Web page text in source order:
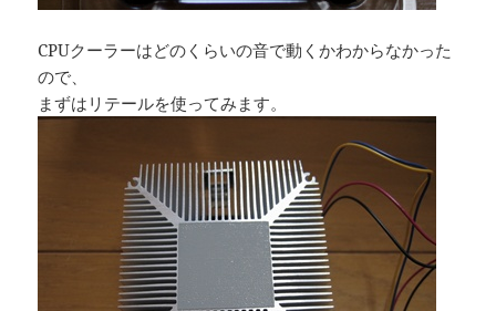
CPUクーラーはどのくらいの音で動くかわからなかった
ので、
まずはリテールを使ってみます。